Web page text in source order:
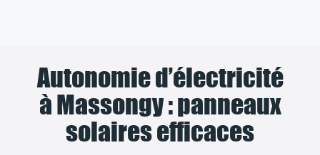
Autonomie d’électricité
à Massongy : panneaux
solaires efficaces